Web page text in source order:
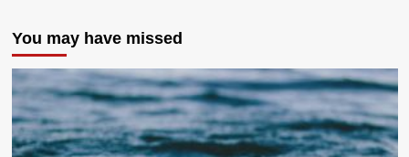
You may have missed